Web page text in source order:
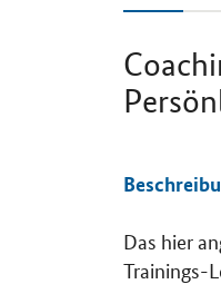
Details
Das hier
Trainings-